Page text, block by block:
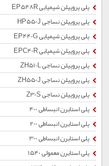
پلی پروپیلن شیمیایی EP548R
پلی پروپیلن نساجی HP550J
پلی پروپیلن شیمیایی EP440G
پلی پروپیلن شیمیایی EPC40R
پلی پروپیلن نساجی ZH510L
پلی پروپیلن نساجی ZH550J
پلی پروپیلن نساجی Z30S
پلی استایرن انبساطی 400
پلی استایرن انبساطی 200
پلی استایرن انبساطی 300
پلی استایرن معمولی 1540